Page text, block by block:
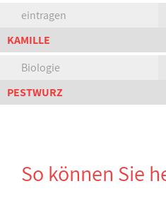
eintragen
KAMILLE
Biologie
PESTWURZ
So können Sie